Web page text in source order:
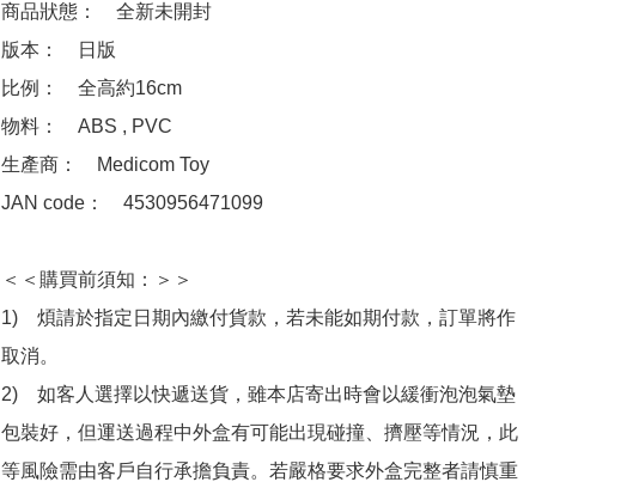
商品狀態：　全新未開封
版本：　日版
比例：　全高約16cm
物料：　ABS , PVC
生產商：　Medicom Toy
JAN code：　4530956471099
＜＜購買前須知：＞＞
1)　煩請於指定日期內繳付貨款，若未能如期付款，訂單將作
取消。
2)　如客人選擇以快遞送貨，雖本店寄出時會以緩衝泡泡氣墊
包裝好，但運送過程中外盒有可能出現碰撞、擠壓等情況，此
等風險需由客戶自行承擔負責。若嚴格要求外盒完整者請慎重